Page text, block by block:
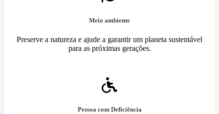
Meio ambiente
Preserve a natureza e ajude a garantir um planeta sustentável
para as próximas gerações.
Pessoa com Deficiência